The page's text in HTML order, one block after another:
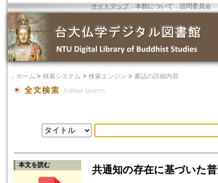
サイトマップ．本館について ． 諮問委員会 ．
． ホーム > 検索システム > 検索エンジン > 書誌の詳細内容
本文を読む
共通知の存在に基づいた